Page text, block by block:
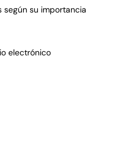
según su importancia
electrónico